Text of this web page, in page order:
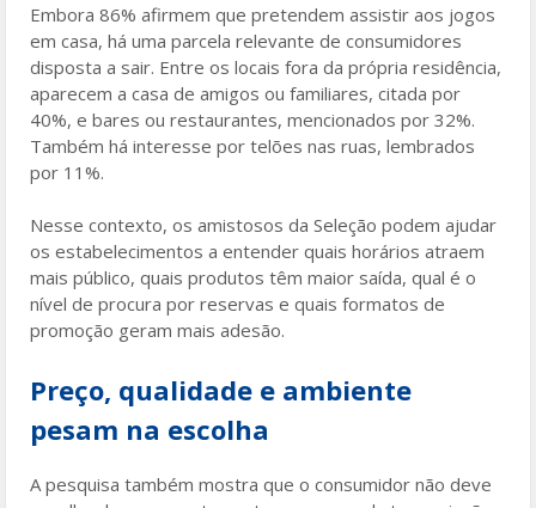
Embora 86% afirmem que pretendem assistir aos jogos
em casa, há uma parcela relevante de consumidores
disposta a sair. Entre os locais fora da própria residência,
aparecem a casa de amigos ou familiares, citada por
40%, e bares ou restaurantes, mencionados por 32%.
Também há interesse por telões nas ruas, lembrados
por 11%.
Nesse contexto, os amistosos da Seleção podem ajudar
os estabelecimentos a entender quais horários atraem
mais público, quais produtos têm maior saída, qual é o
nível de procura por reservas e quais formatos de
promoção geram mais adesão.
Preço, qualidade e ambiente
pesam na escolha
A pesquisa também mostra que o consumidor não deve